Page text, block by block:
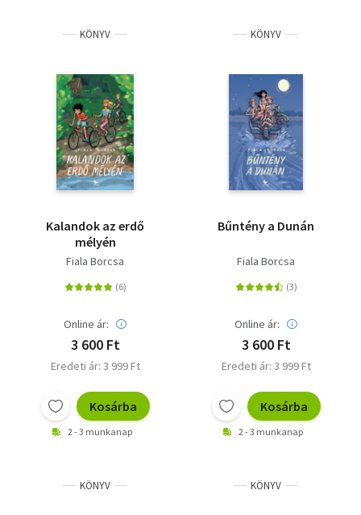
KÖNYV
Kalandok az erdő
mélyén
Fiala Borcsa
Online ár:
3 600 Ft
Eredeti ár: 3 999 Ft
Kosárba
2 - 3 munkanap
KÖNYV
Bűntény a Dunán
Fiala Borcsa
Online ár:
3 600 Ft
Eredeti ár: 3 999 Ft
Kosárba
2 - 3 munkanap
KÖNYV KÖNYV